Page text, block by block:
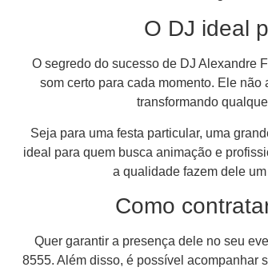
O DJ ideal
O segredo do sucesso de DJ Alexandre
som certo para cada momento. Ele
transformando
Seja para uma festa particular, uma
ideal para quem busca animação e
a qualidade fazem dele
Como
Quer garantir a presença dele no seu
8555. Além disso, é possível acompanhar